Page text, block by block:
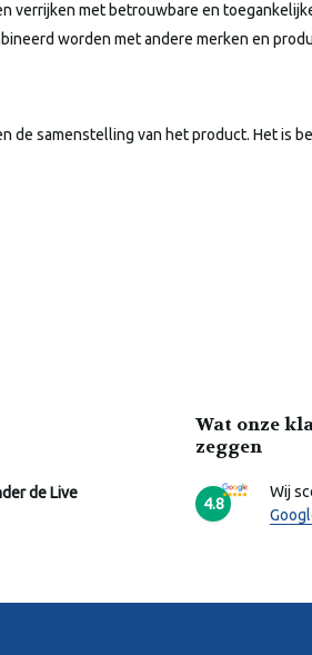
met betrouwbare en
worden met andere merken en
samenstelling van het product. Het is
de Live
Wat onze
zeggen
4.8
Wij